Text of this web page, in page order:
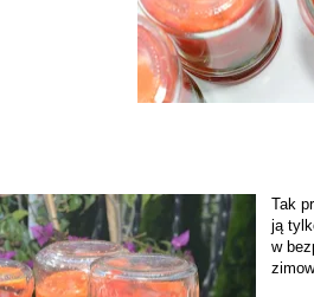
Tak
ją
w